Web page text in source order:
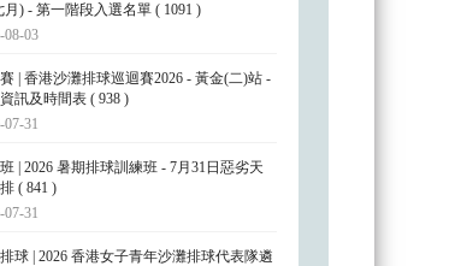
月) - 第一階段入選名單 ( 1091 )
08-03
| 香港沙灘排球巡迴賽2026 - 黃金(二)站 -
訊及時間表 ( 938 )
07-31
| 2026 暑期排球訓練班 - 7月31日惡劣天
( 841 )
07-31
球 | 2026 香港女子青年沙灘排球代表隊遴